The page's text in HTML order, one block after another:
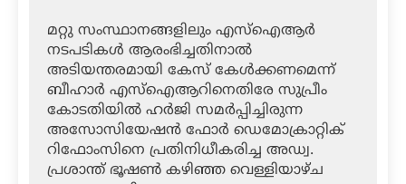
മറ്റു സംസ്ഥാനങ്ങളിലും എസ്‌ഐആര്‍
നടപടികള്‍ ആരംഭിച്ചതിനാല്‍
അടിയന്തരമായി കേസ് കേള്‍ക്കണമെന്ന്
ബീഹാര്‍ എസ്‌ഐആറിനെതിരേ സുപ്രീം
കോടതിയില്‍ ഹര്‍ജി സമര്‍പ്പിച്ചിരുന്ന
അസോസിയേഷന്‍ ഫോര്‍ ഡെമോക്രാറ്റിക്
റിഫോംസിനെ പ്രതിനിധീകരിച്ച അഡ്വ.
പ്രശാന്ത് ഭൂഷണ്‍ കഴിഞ്ഞ വെള്ളിയാഴ്ച